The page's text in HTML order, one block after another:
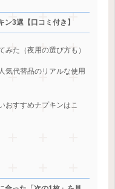
3選【口コミ付き】
みた（夜用の選び方も）
気代替品のリアルな使用
おすすめナプキンはこ